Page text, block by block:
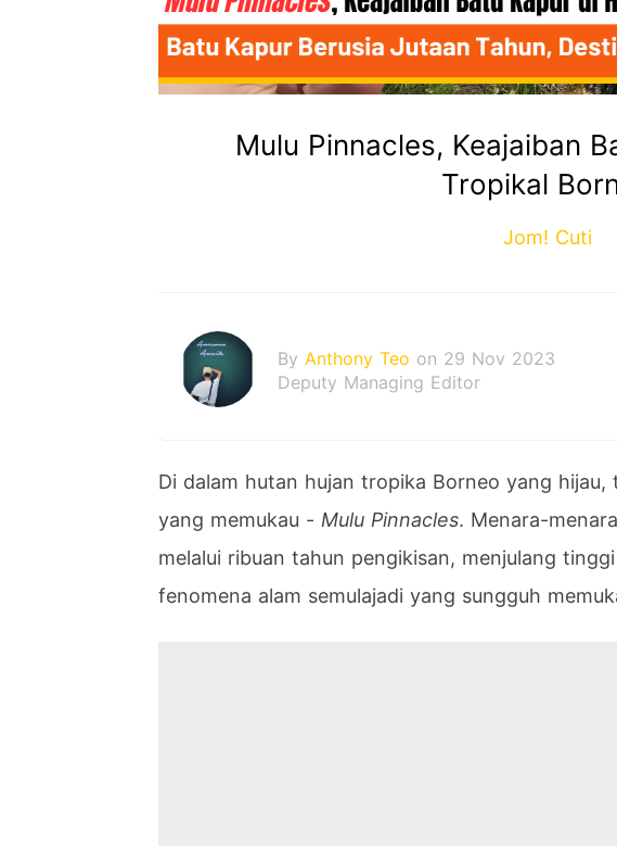
Mulu Pinnacles, Keajaiban
Tropikal
Jom! Cuti
By Anthony Teo on 29 Nov 2023
Deputy Managing Editor
Di dalam hutan hujan tropika Borneo yang hijau,
yang memukau - Mulu Pinnacles. Menara-
melalui ribuan tahun pengikisan, menjulang
fenomena alam semulajadi yang sungguh